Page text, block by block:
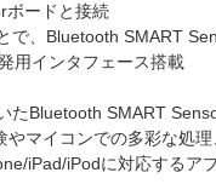
ボードと接続
で、Bluetooth SMART
用インタフェース搭載
たBluetooth SMART
マイコンでの多彩な処
iPad/iPodに対応するア